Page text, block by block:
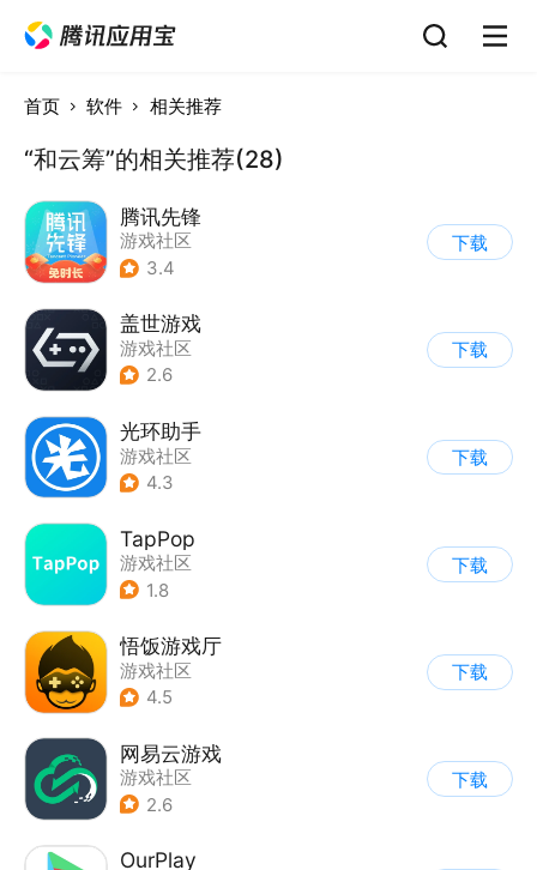
首页 软件 相关推荐
“和云筹”的相关推荐(28)
腾讯先锋
游戏社区
3.4
下载
盖世游戏
游戏社区
2.6
下载
光环助手
游戏社区
4.3
下载
TapPop
游戏社区
1.8
下载
悟饭游戏厅
游戏社区
4.5
下载
网易云游戏
游戏社区
2.6
下载
OurPlay